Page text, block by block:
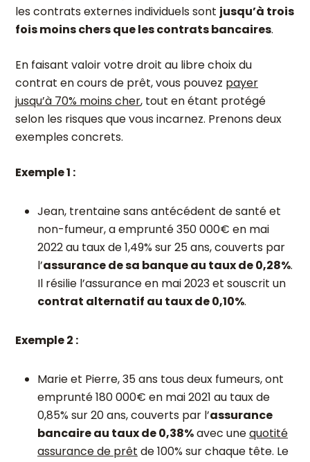
les contrats externes individuels sont jusqu’à trois
fois moins chers que les contrats bancaires.
En faisant valoir votre droit au libre choix du
contrat en cours de prêt, vous pouvez payer
jusqu’à 70% moins cher, tout en étant protégé
selon les risques que vous incarnez. Prenons deux
exemples concrets.
Exemple 1 :
Jean, trentaine sans antécédent de santé et
non-fumeur, a emprunté 350 000€ en mai
2022 au taux de 1,49% sur 25 ans, couverts par
l’assurance de sa banque au taux de 0,28%.
Il résilie l’assurance en mai 2023 et souscrit un
contrat alternatif au taux de 0,10%.
Exemple 2 :
Marie et Pierre, 35 ans tous deux fumeurs, ont
emprunté 180 000€ en mai 2021 au taux de
0,85% sur 20 ans, couverts par l’assurance
bancaire au taux de 0,38%avec unequotité
assurance de prêt de 100% sur chaque tête. Le